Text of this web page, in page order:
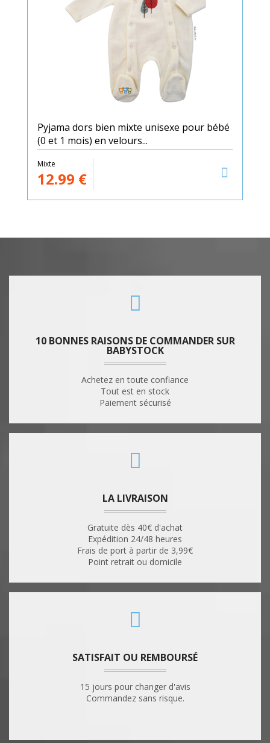
Pyjama dors bien mixte unisexe pour bébé
(0 et 1 mois) en velours...
Mixte
12.99 €
10 BONNES RAISONS DE COMMANDER SUR
BABYSTOCK
Achetez en toute confiance
Tout est en stock
Paiement sécurisé
LA LIVRAISON
Gratuite dès 40€ d'achat
Expédition 24/48 heures
Frais de port à partir de 3,99€
Point retrait ou domicile
SATISFAIT OU REMBOURSÉ
15 jours pour changer d'avis
Commandez sans risque.